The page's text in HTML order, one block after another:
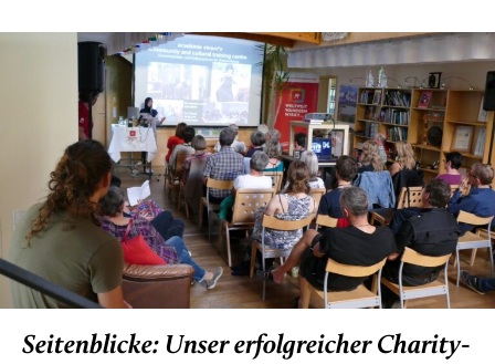
Seitenblicke: Unser erfolgreicher Charity-